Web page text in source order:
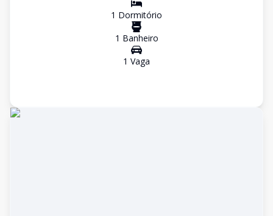
1 Dormitório
1 Banheiro
1 Vaga